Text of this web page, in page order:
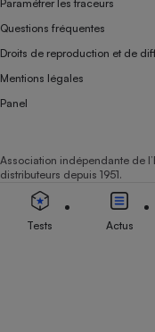
Paramétrer les traceurs
Questions fréquentes
Droits de reproduction et de
Mentions légales
Panel
Association indépendante de
distributeurs depuis 1951.
Tests Actus